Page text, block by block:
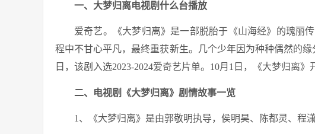
一、大梦归离电视剧什么台播放
爱奇艺。《大梦归离》是一部脱胎于《山海经》的瑰丽
程中不甘心平凡，最终重获新生。几个少年因为种种偶然的
日，该剧入选2023-2024爱奇艺片单。10月1日，《大梦归离》
二、电视剧《大梦归离》剧情故事一览
1、《大梦归离》是由郭敬明执导，侯明昊、陈都灵、程